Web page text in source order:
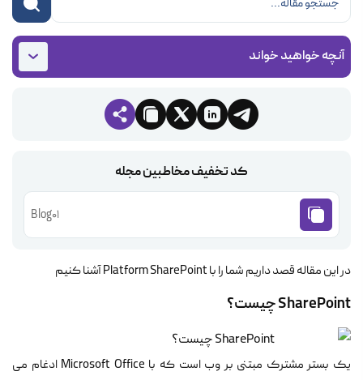
آنچه خواهید خواند
کد تخفیف مخاطبین مجله
Blog01
در این مقاله قصد داریم شما را با Platform SharePoint آشنا کنیم
SharePoint چیست؟
یک بستر مشترک مبتنی بر وب است که با Microsoft Office ادغام می